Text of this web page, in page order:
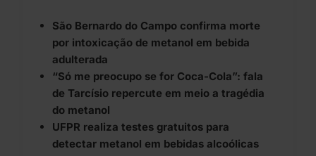
São Bernardo do Campo confirma morte
por intoxicação de metanol em bebida
adulterada
“Só me preocupo se for Coca-Cola”: fala
de Tarcísio repercute em meio a tragédia
do metanol
UFPR realiza testes gratuitos para
detectar metanol em bebidas alcoólicas